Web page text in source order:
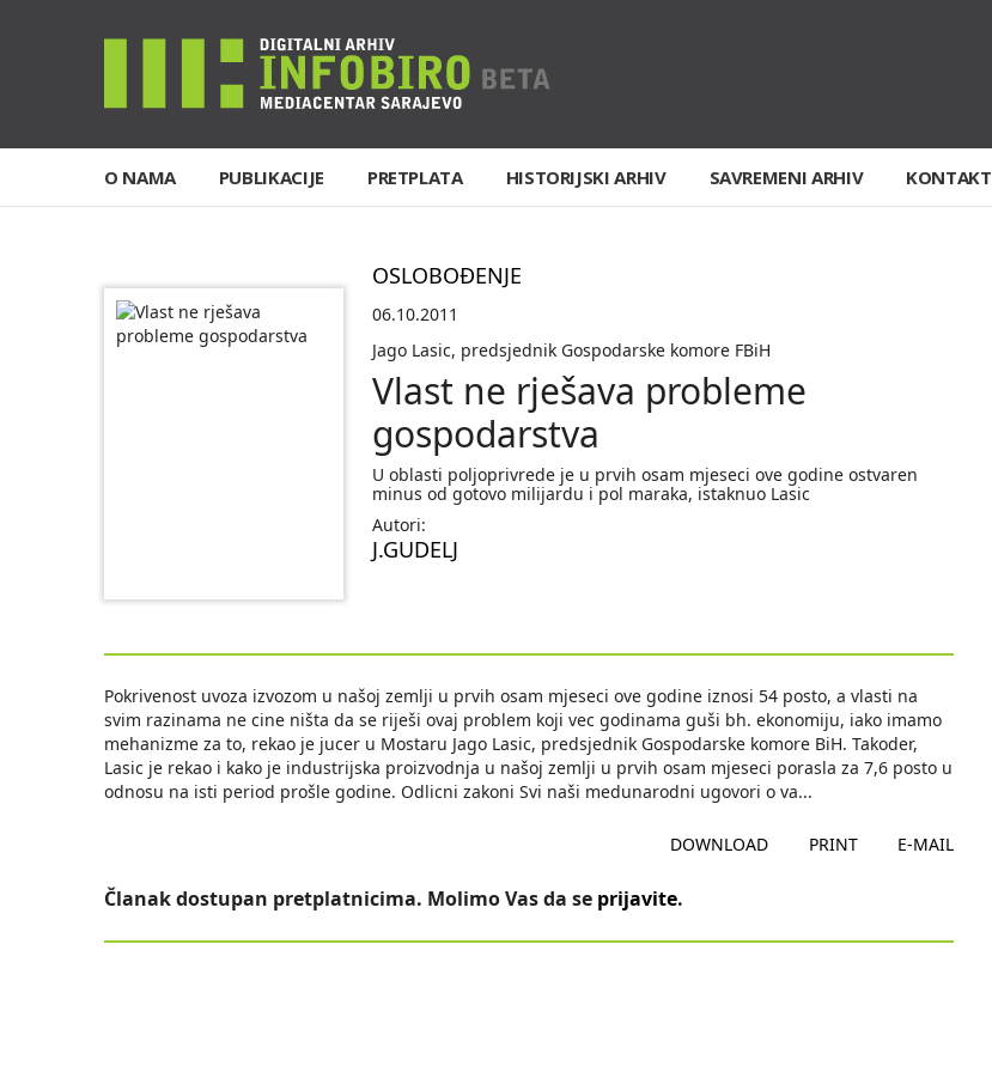
O NAMA PUBLIKACIJE PRETPLATA HISTORIJSKI ARHIV SAVREMENI ARHIV KONTAKT
OSLOBOĐENJE
06.10.2011
Jago Lasic, predsjednik Gospodarske komore FBiH
Vlast ne rješava probleme
gospodarstva
U oblasti poljoprivrede je u prvih osam mjeseci ove godine ostvaren
minus od gotovo milijardu i pol maraka, istaknuo Lasic
Autori:
J.GUDELJ
Pokrivenost uvoza izvozom u našoj zemlji u prvih osam mjeseci ove godine iznosi 54 posto, a vlasti na
svim razinama ne cine ništa da se riješi ovaj problem koji vec godinama guši bh. ekonomiju, iako imamo
mehanizme za to, rekao je jucer u Mostaru Jago Lasic, predsjednik Gospodarske komore BiH. Takoder,
Lasic je rekao i kako je industrijska proizvodnja u našoj zemlji u prvih osam mjeseci porasla za 7,6 posto u
odnosu na isti period prošle godine. Odlicni zakoni Svi naši medunarodni ugovori o va...
DOWNLOAD PRINT E-MAIL
Članak dostupan pretplatnicima. Molimo Vas da se prijavite.